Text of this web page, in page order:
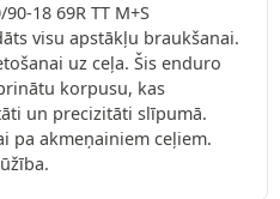
18 69R TT M+S
visu apstākļu braukšanai.
uz ceļa. Šis enduro
korpusu, kas
un precizitāti slīpumā.
pa akmeņainiem ceļiem.